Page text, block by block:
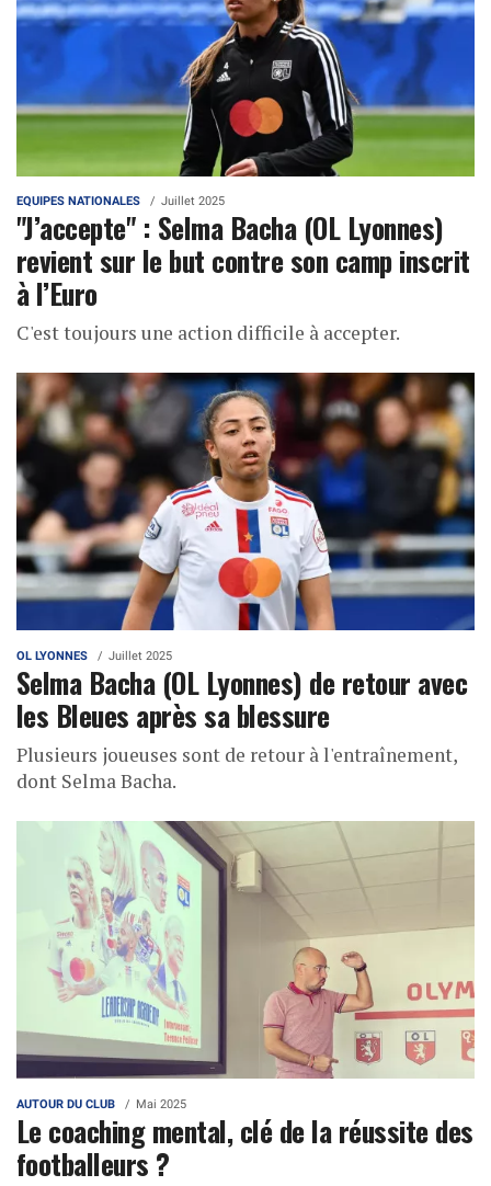
EQUIPES NATIONALES Juillet 2025
"J’accepte" : Selma Bacha (OL Lyonnes)
revient sur le but contre son camp inscrit
à l’Euro
C'est toujours une action difficile à accepter.
OL LYONNES Juillet 2025
Selma Bacha (OL Lyonnes) de retour avec
les Bleues après sa blessure
Plusieurs joueuses sont de retour à l'entraînement,
dont Selma Bacha.
AUTOUR DU CLUB Mai 2025
Le coaching mental, clé de la réussite des
footballeurs ?